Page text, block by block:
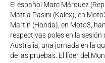
El español Marc Márquez
Mattia Pasini (Kalex), en
Martín (Honda), en Moto3,
respectivas poles en la
Australia, una jornada en la
de las pruebas. El líder del